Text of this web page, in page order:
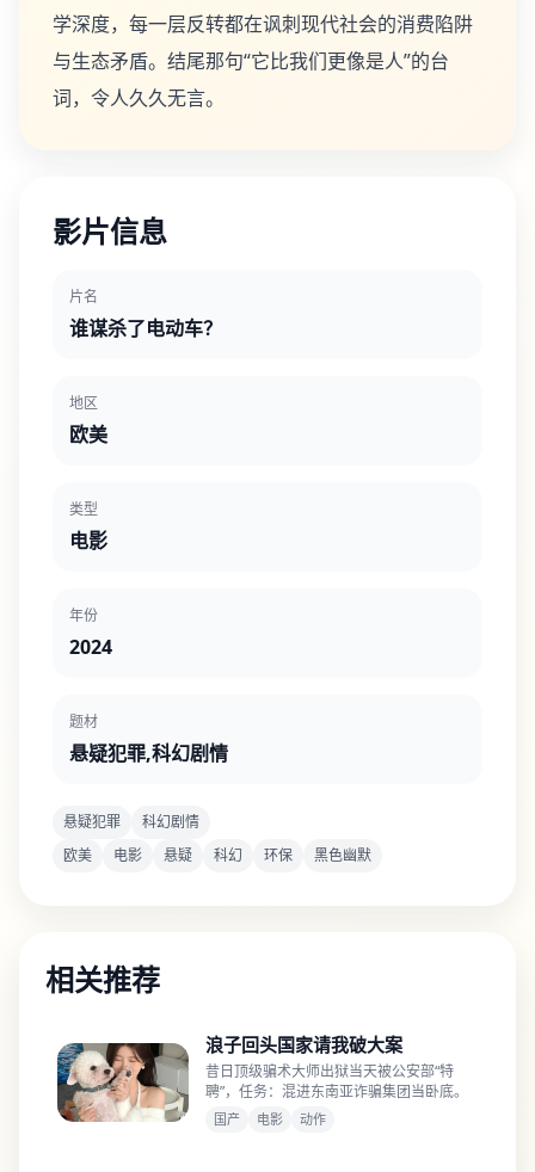
学深度，每一层反转都在讽刺现代社会的消费陷阱
与生态矛盾。结尾那句“它比我们更像是人”的台
词，令人久久无言。
影片信息
片名
谁谋杀了电动车？
地区
欧美
类型
电影
年份
2024
题材
悬疑犯罪,科幻剧情
悬疑犯罪
科幻剧情
欧美
电影 悬疑 科幻 环保 黑色幽默
相关推荐
浪子回头国家请我破大案
昔日顶级骗术大师出狱当天被公安部“特
聘”，任务：混进东南亚诈骗集团当卧底。
国产 电影 动作